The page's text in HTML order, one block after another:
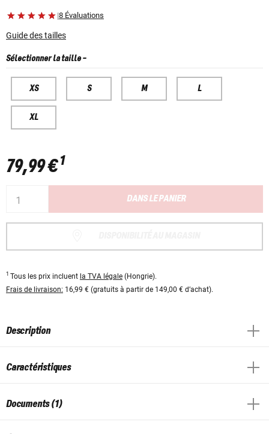
|8 Évaluations
Guide des tailles
Sélectionner la taille-
XS S M L
XL
79,99 €1
DANS LE PANIER
1 Tous les prix incluent la TVA légale (Hongrie).
Frais de livraison: 16,99 € (gratuits à partir de 149,00 € d’achat).
Description
Caractéristiques
Documents (1)